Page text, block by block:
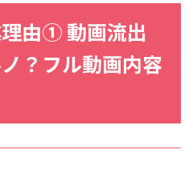
由① 動画流出
？フル動画内容